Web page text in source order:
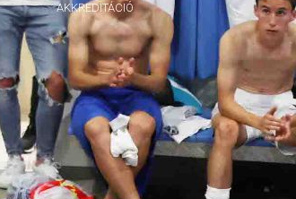
AKKREDITÁCIÓ